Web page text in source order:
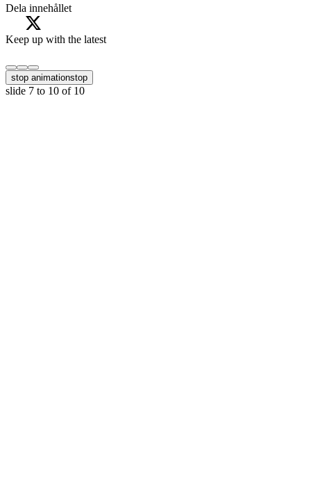
Dela innehållet
Keep up with the latest
stop animationstop
slide 7 to 10 of 10